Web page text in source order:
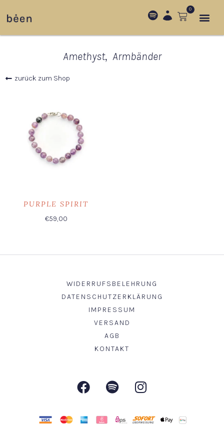
0
Amethyst, Armbänder
zurück zum Shop
PURPLE SPIRIT
€59,00
WIDERRUFSBELEHRUNG
DATENSCHUTZERKLÄRUNG
IMPRESSUM
VERSAND
AGB
KONTAKT